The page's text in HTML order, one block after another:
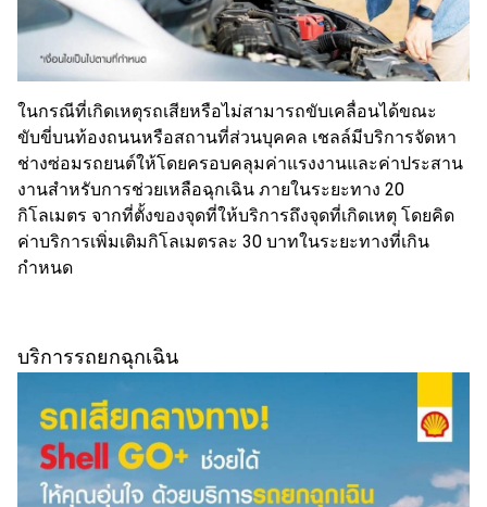
ในกรณีที่เกิดเหตุรถเสียหรือไม่สามารถขับเคลื่อนได้ขณะ
ขับขี่บนท้องถนนหรือสถานที่ส่วนบุคคล เชลล์มีบริการจัดหา
ช่างซ่อมรถยนต์ให้โดยครอบคลุมค่าแรงงานและค่าประสาน
งานสำหรับการช่วยเหลือฉุกเฉิน ภายในระยะทาง 20
กิโลเมตร จากที่ตั้งของจุดที่ให้บริการถึงจุดที่เกิดเหตุ โดยคิด
ค่าบริการเพิ่มเติมกิโลเมตรละ 30 บาทในระยะทางที่เกิน
กำหนด
บริการรถยกฉุกเฉิน